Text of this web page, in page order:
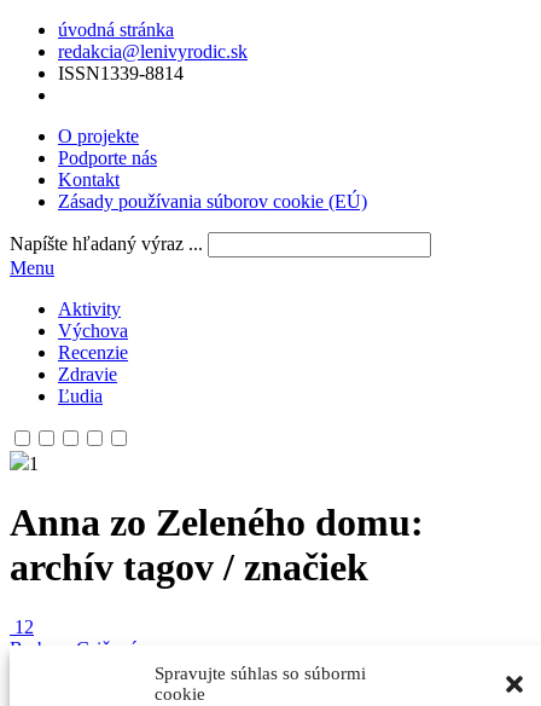
Spravujte súhlas so súbormi
cookie
úvodná stránka
redakcia@lenivyrodic.sk
ISSN1339-8814
O projekte
Podporte nás
Kontakt
Zásady používania súborov cookie (EÚ)
Napíšte hľadaný výraz ...
Menu
Aktivity
Výchova
Recenzie
Zdravie
Ľudia
1
Anna zo Zeleného domu:
archív tagov / značiek
12
Barbora Gričová
Recenzie